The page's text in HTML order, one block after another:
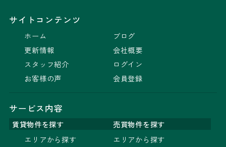
サイトコンテンツ
ホーム
更新情報
スタッフ紹介
お客様の声
ブログ
会社概要
ログイン
会員登録
サービス内容
賃貸物件を探す
売買物件を探す
エリアから探す
エリアから探す